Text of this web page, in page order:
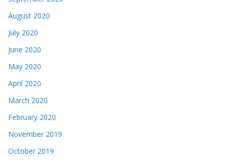
August 2020
July 2020
June 2020
May 2020
April 2020
March 2020
February 2020
November 2019
October 2019